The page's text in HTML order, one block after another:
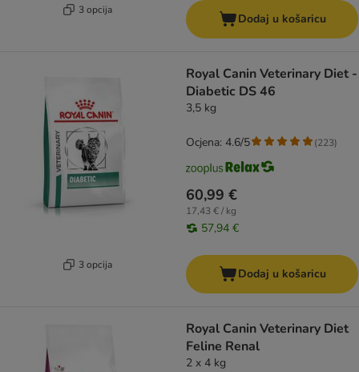
3 opcija
Dodaj u košaricu
3 opcija
Royal Canin Veterinary Diet -
Diabetic DS 46
3,5 kg
60,99 €
17,43 € / kg
57,94 €
Ocjena: 4.6/5 (223)
Dodaj u košaricu
Royal Canin Veterinary Diet
Feline Renal
2 x 4 kg